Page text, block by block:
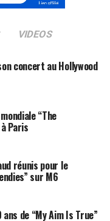
VIDEOS
concert au Hollywood
“The
Paris
réunis pour le
sur M6
de “My Aim Is True”